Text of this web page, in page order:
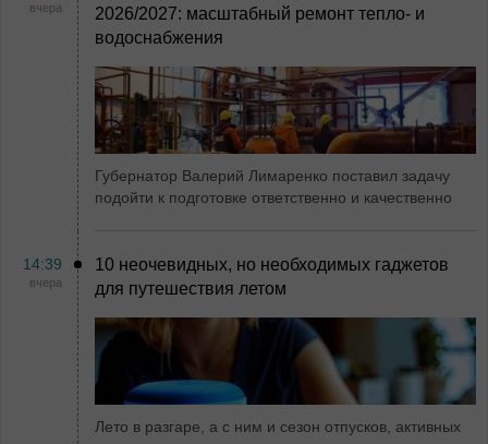
вчера
2026/2027: масштабный ремонт тепло- и
водоснабжения
Губернатор Валерий Лимаренко поставил задачу
подойти к подготовке ответственно и качественно
14:39
вчера
10 неочевидных, но необходимых гаджетов
для путешествия летом
Лето в разгаре, а с ним и сезон отпусков, активных